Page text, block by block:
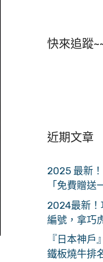
快來追蹤
近期文章
2025 最新
「免費贈送
2024最新！
編號，拿巧
『日本神戶
鐵板燒牛排